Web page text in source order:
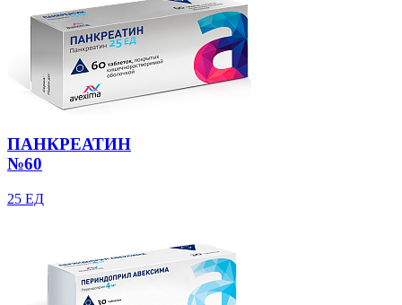
ПАНКРЕАТИН
№60
25 ЕД